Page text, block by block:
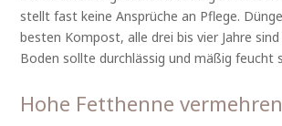
stellt fast keine Ansprüche an Pflege.
besten Kompost, alle drei bis vier Jahre
Boden sollte durchlässig und mäßig feucht
Hohe Fetthenne vermehren